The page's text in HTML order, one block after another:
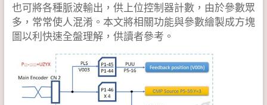
也可將各種脈波輸出，供上位控制器計數，由於參數眾
多，常常使人混淆。本文將相關功能與參數繪製成方塊
圖以利快速全盤理解，供讀者參考。